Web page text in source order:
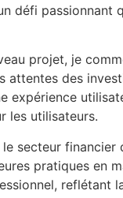
défi passionnant
projet, je
attentes des
expérience
les utilisateurs.
secteur financier
pratiques en
reflétant